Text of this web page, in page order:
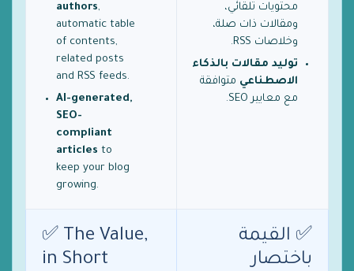
محتويات تلقائي،
ومقالات ذات صلة،
وخلاصات RSS.
توليد مقالات بالذكاء
الاصطناعي متوافقة
مع معايير SEO.
authors,
automatic table
of contents,
related posts
and RSS feeds.
AI-generated,
SEO-
compliant
articles to
keep your blog
growing.
✅ القيمة
باختصار
✅ The Value,
in Short